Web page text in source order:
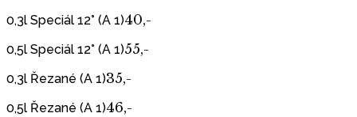
0,3l Speciál 12° (A 1)40,-
0,5l Speciál 12° (A 1)55,-
0,3l Řezané (A 1)35,-
0,5l Řezané (A 1)46,-